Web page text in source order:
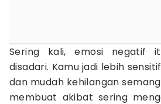
Sering kali, emosi negatif
disadari. Kamu jadi lebih
dan mudah kehilangan
membuat akibat sering